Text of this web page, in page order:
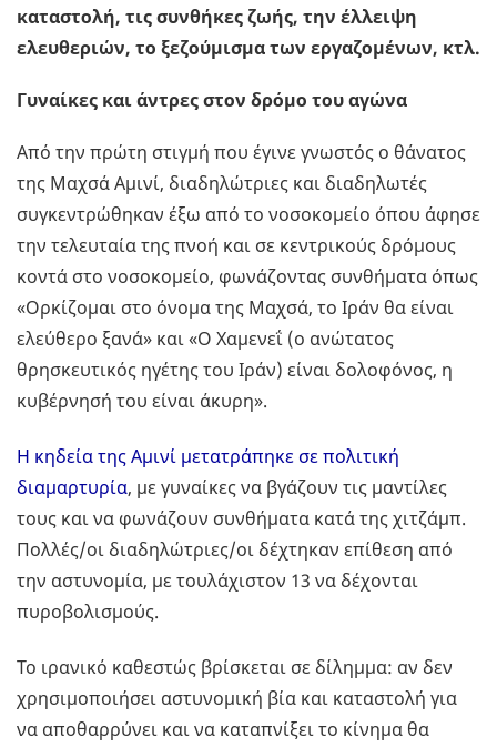
καταστολή, τις συνθήκες ζωής, την έλλειψη
ελευθεριών, το ξεζούμισμα των εργαζομένων, κτλ.
Γυναίκες και άντρες στον δρόμο του αγώνα
Από την πρώτη στιγμή που έγινε γνωστός ο θάνατος
της Μαχσά Αμινί, διαδηλώτριες και διαδηλωτές
συγκεντρώθηκαν έξω από το νοσοκομείο όπου άφησε
την τελευταία της πνοή και σε κεντρικούς δρόμους
κοντά στο νοσοκομείο, φωνάζοντας συνθήματα όπως
«Ορκίζομαι στο όνομα της Μαχσά, το Ιράν θα είναι
ελεύθερο ξανά» και «Ο Χαμενεΐ (ο ανώτατος
θρησκευτικός ηγέτης του Ιράν) είναι δολοφόνος, η
κυβέρνησή του είναι άκυρη».
Η κηδεία της Αμινί μετατράπηκε σε πολιτική
διαμαρτυρία, με γυναίκες να βγάζουν τις μαντίλες
τους και να φωνάζουν συνθήματα κατά της χιτζάμπ.
Πολλές/οι διαδηλώτριες/οι δέχτηκαν επίθεση από
την αστυνομία, με τουλάχιστον 13 να δέχονται
πυροβολισμούς.
Το ιρανικό καθεστώς βρίσκεται σε δίλημμα: αν δεν
χρησιμοποιήσει αστυνομική βία και καταστολή για
να αποθαρρύνει και να καταπνίξει το κίνημα θα